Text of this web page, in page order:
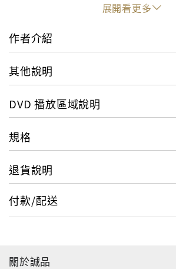
展開看更多
作者介紹
其他說明
DVD 播放區域說明
規格
退貨說明
付款/配送
關於誠品